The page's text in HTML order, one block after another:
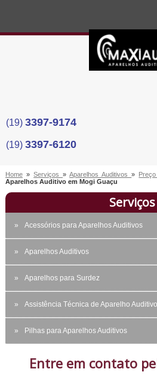
(19) 3397-9174
(19) 3397-6120
Home »Serviços»Aparelhos Auditivos»
Aparelhos Auditivo em Mogi Guaçu
Serviços
Acessórios para Aparelhos Auditivos
Aparelhos Auditivos
Aparelhos para Surdez
Assistência Técnica de Aparelho Auditivo
Pilhas para Aparelhos Auditivos
Entre em contato